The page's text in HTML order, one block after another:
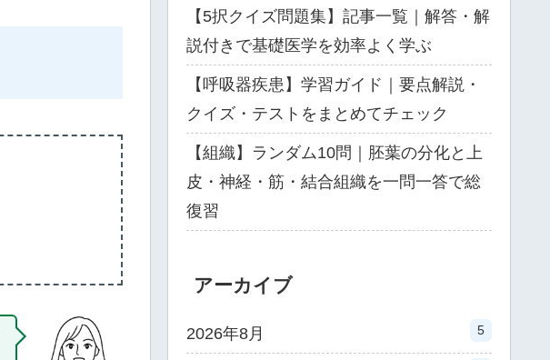
【5択クイズ問題集】記事一覧｜解答・解
説付きで基礎医学を効率よく学ぶ
【呼吸器疾患】学習ガイド｜要点解説・
クイズ・テストをまとめてチェック
【組織】ランダム10問｜胚葉の分化と上
皮・神経・筋・結合組織を一問一答で総
復習
アーカイブ
2026年8月 5